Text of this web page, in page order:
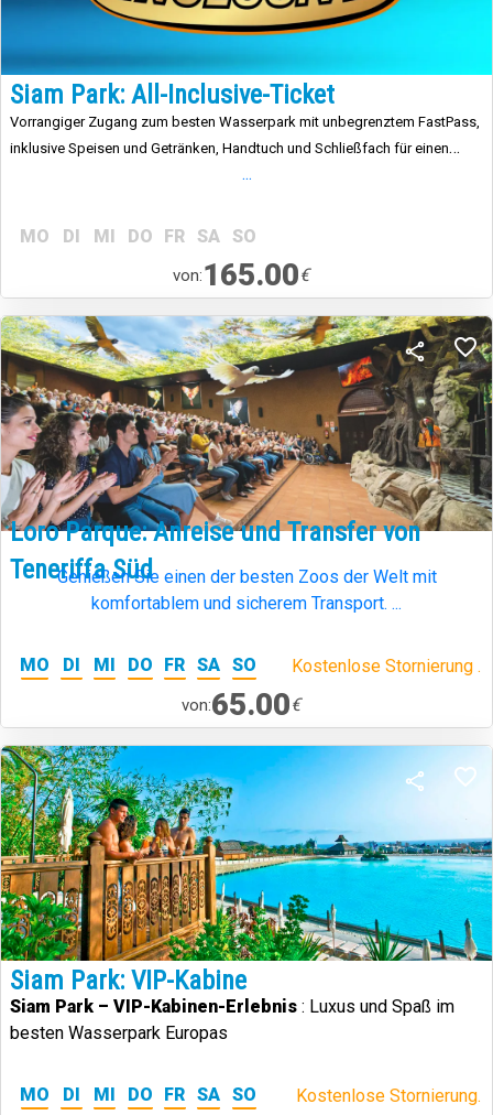
Siam Park: All-Inclusive-Ticket
Vorrangiger Zugang zum besten Wasserpark mit unbegrenztem FastPass,
inklusive Speisen und Getränken, Handtuch und Schließfach für einen
...
MO DI MI DO FR SA SO
von:165.00€
Loro Parque: Anreise und Transfer von
Teneriffa Süd
Genießen Sie einen der besten Zoos der Welt mit
komfortablem und sicherem Transport. ...
MO DI MI DO FR SA SO Kostenlose Stornierung .
von:65.00€
Siam Park: VIP-Kabine
Siam Park – VIP-Kabinen-Erlebnis : Luxus und Spaß im
besten Wasserpark Europas
MO DI MI DO FR SA SO Kostenlose Stornierung.